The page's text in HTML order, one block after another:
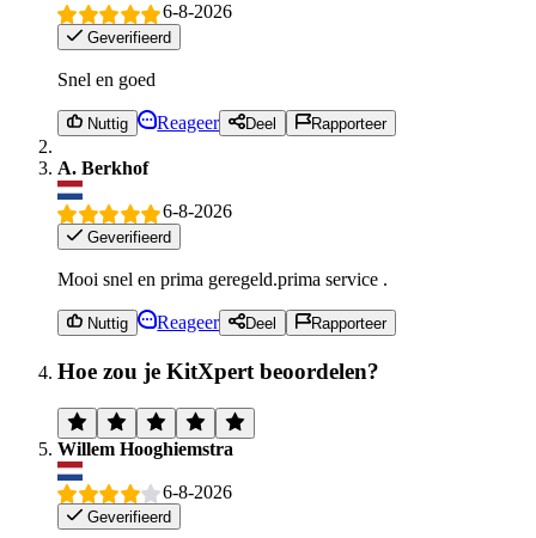
6-8-2026
Geverifieerd
Snel en goed
Nuttig Reageer Deel Rapporteer
A. Berkhof
6-8-2026
Geverifieerd
Mooi snel en prima geregeld.prima service .
Nuttig Reageer Deel Rapporteer
Hoe zou je KitXpert beoordelen?
Willem Hooghiemstra
6-8-2026
Geverifieerd